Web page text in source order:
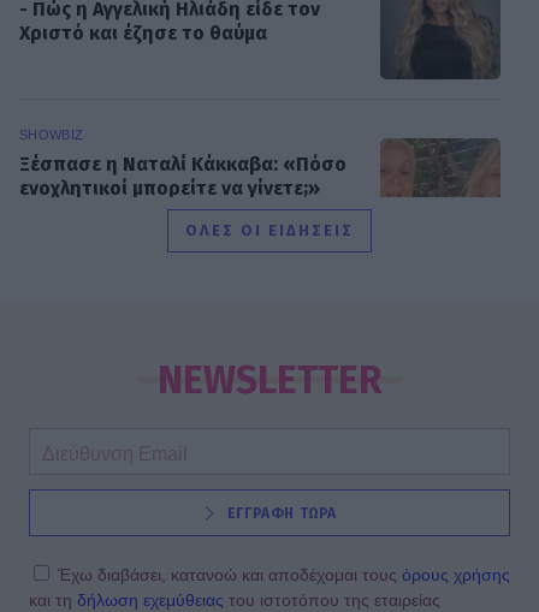
- Πώς η Αγγελική Ηλιάδη είδε τον
Χριστό και έζησε το θαύμα
SHOWBIZ
Ξέσπασε η Ναταλί Κάκκαβα: «Πόσο
ενοχλητικοί μπορείτε να γίνετε;»
SHOWBIZ
Από την εκκλησία στην ξαπλώστρα:
Καινούργιου με μαγιό και το
προσκύνημα
ΟΛΕΣ ΟΙ ΕΙΔΗΣΕΙΣ
NEWSLETTER
ΕΓΓΡΑΦΗ ΤΩΡΑ
Έχω διαβάσει, κατανοώ και αποδέχομαι τους όρους χρήσης
και τη δήλωση εχεμύθειας του ιστοτόπου της εταιρείας